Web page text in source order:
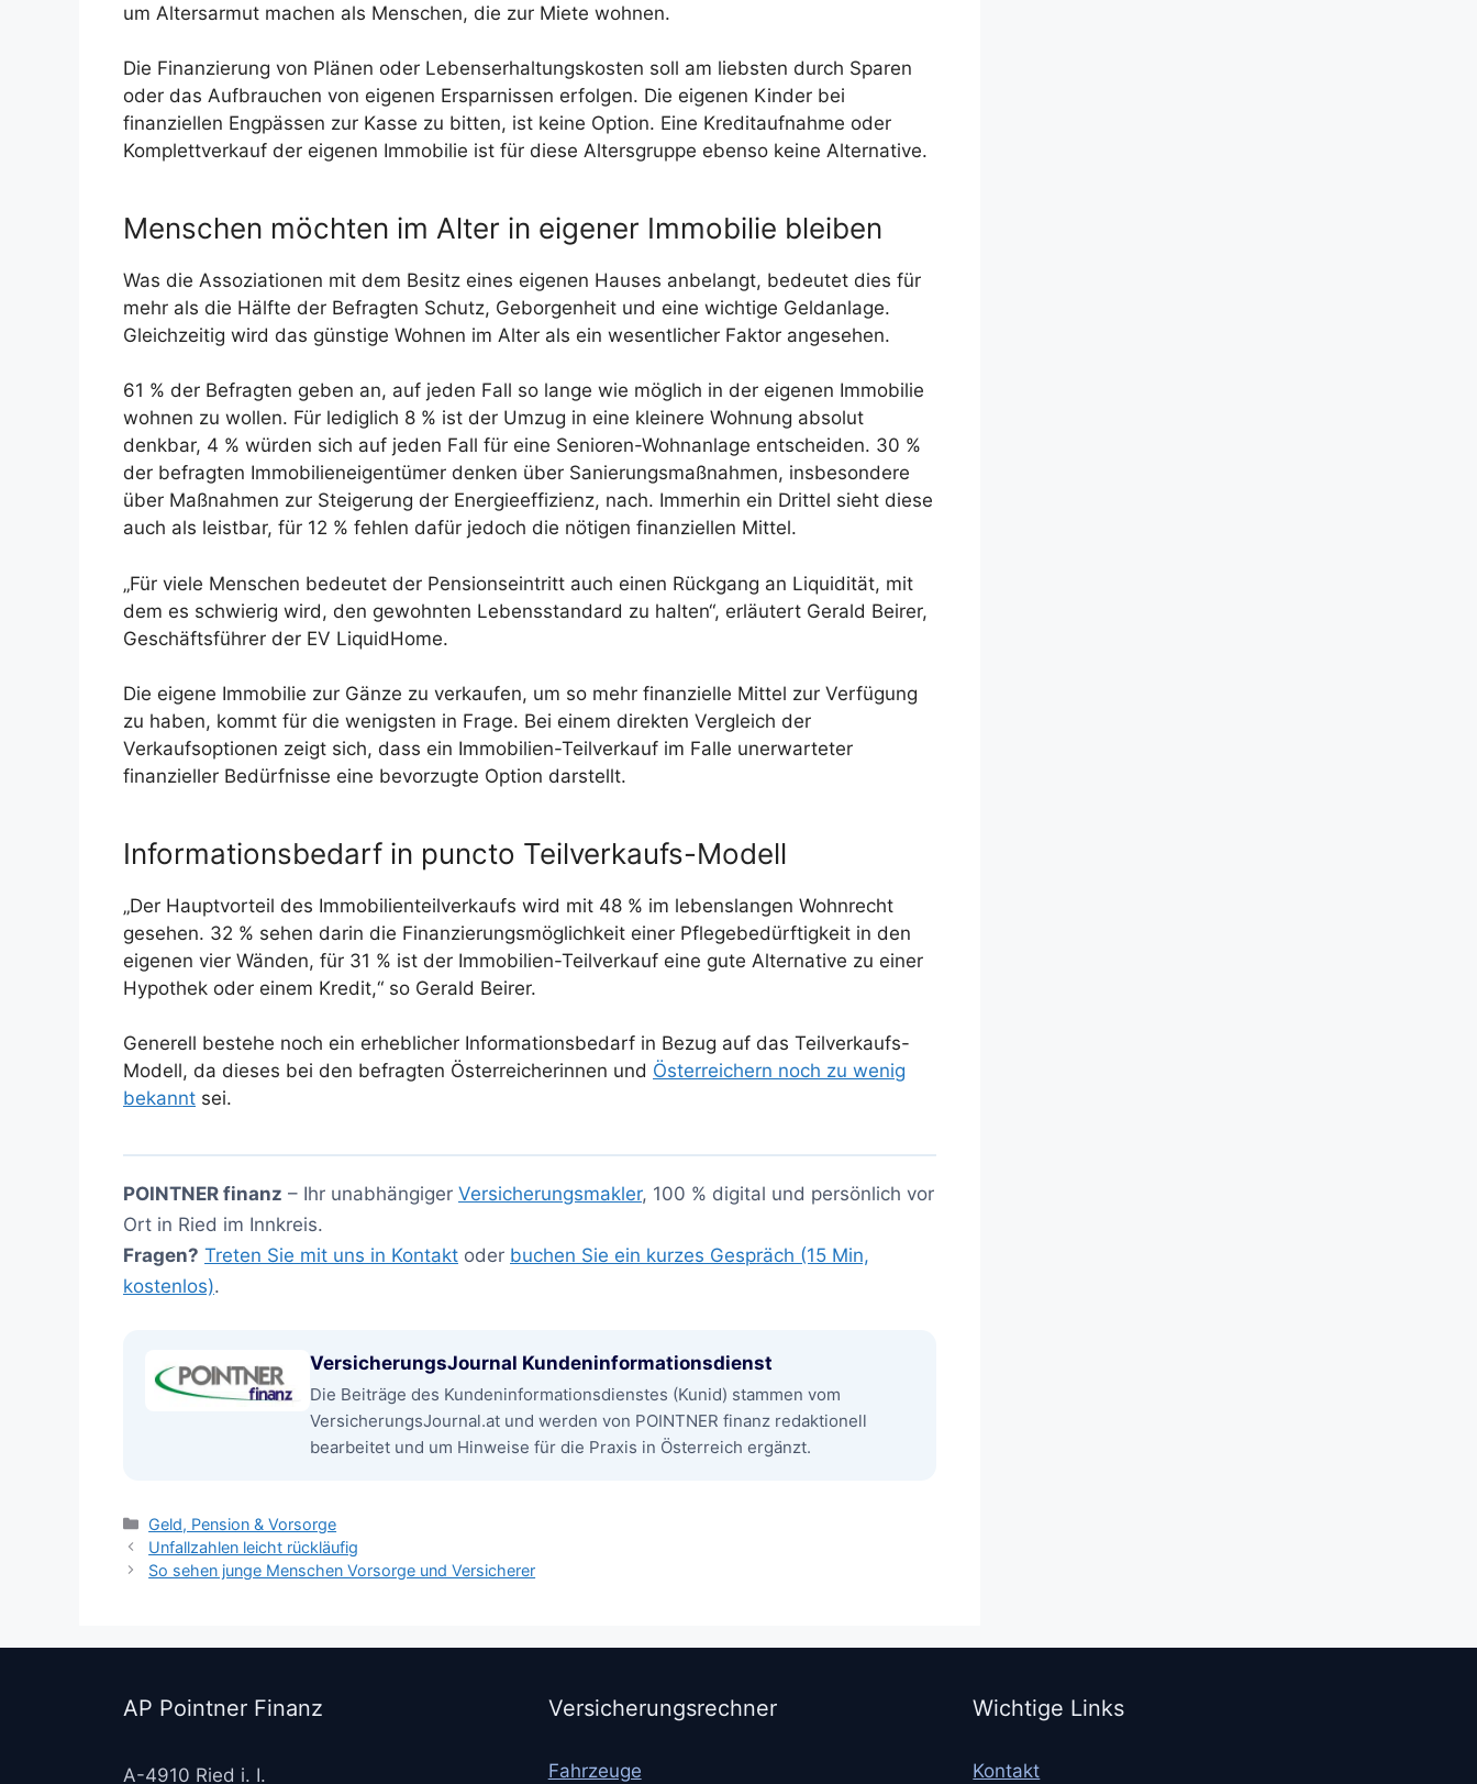
um Altersarmut machen als Menschen, die zur Miete wohnen.
Die Finanzierung von Plänen oder Lebenserhaltungskosten soll am liebsten durch Sparen
oder das Aufbrauchen von eigenen Ersparnissen erfolgen. Die eigenen Kinder bei
finanziellen Engpässen zur Kasse zu bitten, ist keine Option. Eine Kreditaufnahme oder
Komplettverkauf der eigenen Immobilie ist für diese Altersgruppe ebenso keine Alternative.
Menschen möchten im Alter in eigener Immobilie bleiben
Was die Assoziationen mit dem Besitz eines eigenen Hauses anbelangt, bedeutet dies für
mehr als die Hälfte der Befragten Schutz, Geborgenheit und eine wichtige Geldanlage.
Gleichzeitig wird das günstige Wohnen im Alter als ein wesentlicher Faktor angesehen.
61 % der Befragten geben an, auf jeden Fall so lange wie möglich in der eigenen Immobilie
wohnen zu wollen. Für lediglich 8 % ist der Umzug in eine kleinere Wohnung absolut
denkbar, 4 % würden sich auf jeden Fall für eine Senioren-Wohnanlage entscheiden. 30 %
der befragten Immobilieneigentümer denken über Sanierungsmaßnahmen, insbesondere
über Maßnahmen zur Steigerung der Energieeffizienz, nach. Immerhin ein Drittel sieht diese
auch als leistbar, für 12 % fehlen dafür jedoch die nötigen finanziellen Mittel.
„Für viele Menschen bedeutet der Pensionseintritt auch einen Rückgang an Liquidität, mit
dem es schwierig wird, den gewohnten Lebensstandard zu halten“, erläutert Gerald Beirer,
Geschäftsführer der EV LiquidHome.
Die eigene Immobilie zur Gänze zu verkaufen, um so mehr finanzielle Mittel zur Verfügung
zu haben, kommt für die wenigsten in Frage. Bei einem direkten Vergleich der
Verkaufsoptionen zeigt sich, dass ein Immobilien-Teilverkauf im Falle unerwarteter
finanzieller Bedürfnisse eine bevorzugte Option darstellt.
Informationsbedarf in puncto Teilverkaufs-Modell
„Der Hauptvorteil des Immobilienteilverkaufs wird mit 48 % im lebenslangen Wohnrecht
gesehen. 32 % sehen darin die Finanzierungsmöglichkeit einer Pflegebedürftigkeit in den
eigenen vier Wänden, für 31 % ist der Immobilien-Teilverkauf eine gute Alternative zu einer
Hypothek oder einem Kredit,“ so Gerald Beirer.
Generell bestehe noch ein erheblicher Informationsbedarf in Bezug auf das Teilverkaufs-
Modell, da dieses bei den befragten Österreicherinnen und Österreichern noch zu wenig
bekannt sei.
POINTNER finanz – Ihr unabhängiger Versicherungsmakler, 100 % digital und persönlich vor
Ort in Ried im Innkreis.
Fragen? Treten Sie mit uns in Kontakt oder buchen Sie ein kurzes Gespräch (15 Min,
kostenlos).
VersicherungsJournal Kundeninformationsdienst
Die Beiträge des Kundeninformationsdienstes (Kunid) stammen vom
VersicherungsJournal.at und werden von POINTNER finanz redaktionell
bearbeitet und um Hinweise für die Praxis in Österreich ergänzt.
Kategorien
Geld, Pension & Vorsorge
Unfallzahlen leicht rückläufig
So sehen junge Menschen Vorsorge und Versicherer
AP Pointner Finanz
A-4910 Ried i. I.
Versicherungsrechner
Fahrzeuge
Wichtige Links
Kontakt